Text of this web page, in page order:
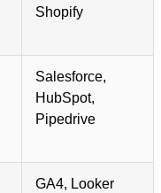
Shopify
Salesforce,
HubSpot,
Pipedrive
GA4, Looker